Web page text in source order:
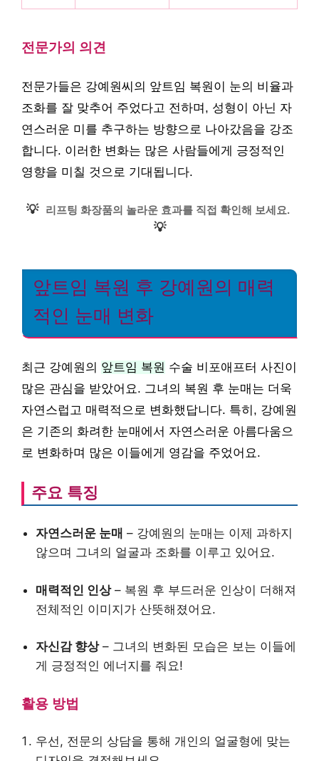
전문가의 의견
전문가들은 강예원씨의 앞트임 복원이 눈의 비율과
조화를 잘 맞추어 주었다고 전하며, 성형이 아닌 자
연스러운 미를 추구하는 방향으로 나아갔음을 강조
합니다. 이러한 변화는 많은 사람들에게 긍정적인
영향을 미칠 것으로 기대됩니다.
💡 리프팅 화장품의 놀라운 효과를 직접 확인해 보세요.
💡
앞트임 복원 후 강예원의 매력
적인 눈매 변화
최근 강예원의 앞트임 복원 수술 비포애프터 사진이
많은 관심을 받았어요. 그녀의 복원 후 눈매는 더욱
자연스럽고 매력적으로 변화했답니다. 특히, 강예원
은 기존의 화려한 눈매에서 자연스러운 아름다움으
로 변화하며 많은 이들에게 영감을 주었어요.
주요 특징
자연스러운 눈매 – 강예원의 눈매는 이제 과하지
않으며 그녀의 얼굴과 조화를 이루고 있어요.
매력적인 인상– 복원 후 부드러운 인상이 더해져
전체적인 이미지가 산뜻해졌어요.
자신감 향상– 그녀의 변화된 모습은 보는 이들에
게 긍정적인 에너지를 줘요!
활용 방법
우선, 전문의 상담을 통해 개인의 얼굴형에 맞는